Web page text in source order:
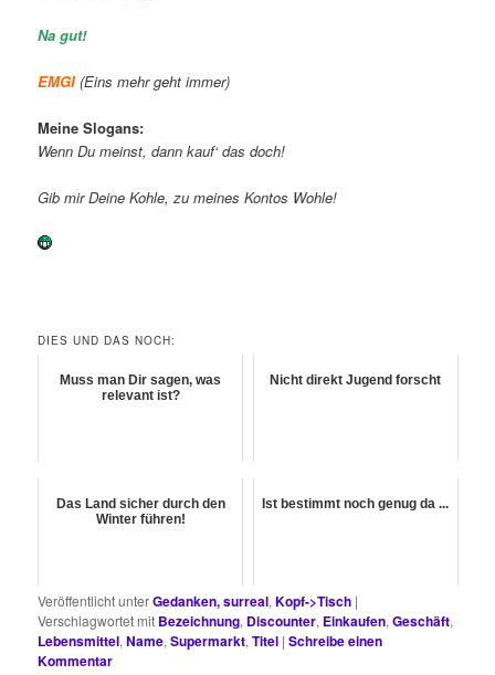
Na gut!
EMGI (Eins mehr geht immer)
Meine Slogans:
Wenn Du meinst, dann kauf‘ das doch!
Gib mir Deine Kohle, zu meines Kontos Wohle!
DIES UND DAS NOCH:
Muss man Dir sagen, was
relevant ist?
Nicht direkt Jugend forscht
Das Land sicher durch den
Winter führen!
Ist bestimmt noch genug da ...
Veröffentlicht unterGedanken, surreal,Kopf->Tisch |
Verschlagwortet mit Bezeichnung, Discounter, Einkaufen,Geschäft,
Lebensmittel,Name,Supermarkt,Titel |Schreibe einen
Kommentar